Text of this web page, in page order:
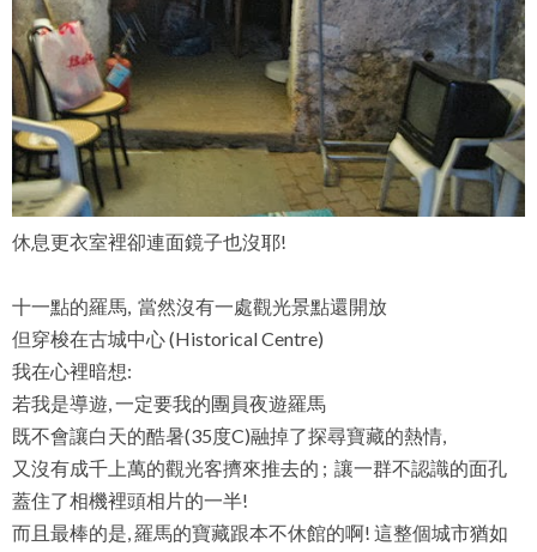
休息更衣室裡卻連面鏡子也沒耶!
十一點的羅馬, 當然沒有一處觀光景點還開放
但穿梭在古城中心 (Historical Centre)
我在心裡暗想:
若我是導遊, 一定要我的團員夜遊羅馬
既不會讓白天的酷暑(35度C)融掉了探尋寶藏的熱情,
又沒有成千上萬的觀光客擠來推去的 ; 讓一群不認識的面孔
蓋住了相機裡頭相片的一半!
而且最棒的是, 羅馬的寶藏跟本不休館的啊! 這整個城市猶如